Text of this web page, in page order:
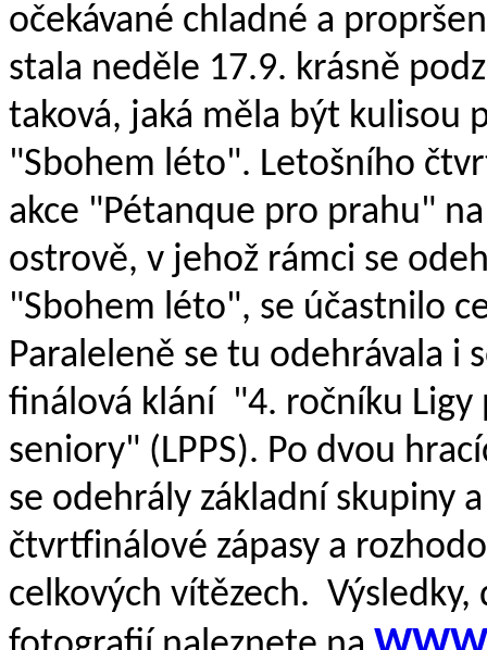
očekávané chladné a
stala neděle 17.9. krásně
taková, jaká měla být kulisou
"Sbohem léto". Letošního
akce "Pétanque pro prahu"
ostrově, v jehož rámci se
"Sbohem léto", se účastnilo
Paraleleně se tu odehrávala i
finálová klání "4. ročníku Ligy
seniory" (LPPS). Po dvou
se odehrály základní skupiny
čtvrtfinálové zápasy a
celkových vítězech. Výsledky,